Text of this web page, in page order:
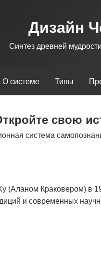
Дизайн
Синтез древней
О системе Типы
свою
система
Краковером) в
и современных